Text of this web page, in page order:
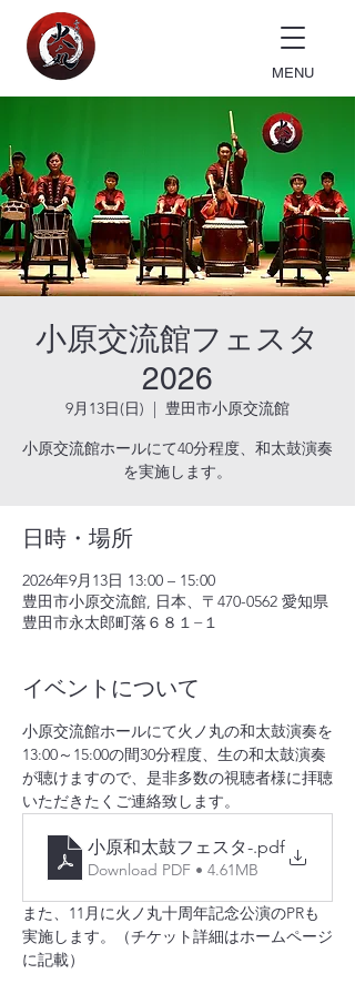
MENU
小原交流館フェスタ
2026
9月13日(日)
  |
豊田市小原交流館
小原交流館ホールにて40分程度、和太鼓演奏
を実施します。
日時・場所
2026年9月13日 13:00 – 15:00
豊田市小原交流館, 日本、〒470-0562 愛知県
豊田市永太郎町落６８１−１
イベントについて
小原交流館ホールにて火ノ丸の和太鼓演奏を
13:00～15:00の間30分程度、生の和太鼓演奏
が聴けますので、是非多数の視聴者様に拝聴
いただきたくご連絡致します。
小原和太鼓フェスタ-.pdf
Download PDF • 4.61MB
また、11月に火ノ丸十周年記念公演のPRも
実施します。（チケット詳細はホームページ
に記載）